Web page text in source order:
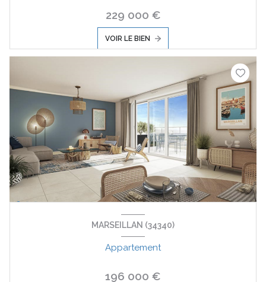
229 000 €
VOIR LE BIEN
MARSEILLAN (34340)
Appartement
196 000 €